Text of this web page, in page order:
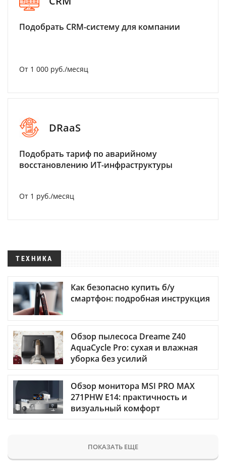
Подобрать CRM-систему для компании
От 1 000 руб./месяц
DRaaS
Подобрать тариф по аварийному
восстановлению ИТ-инфраструктуры
От 1 руб./месяц
ТЕХНИКА
Как безопасно купить б/у
смартфон: подробная инструкция
Обзор пылесоса Dreame Z40
AquaCycle Pro: сухая и влажная
уборка без усилий
Обзор монитора MSI PRO MAX
271PHW E14: практичность и
визуальный комфорт
ПОКАЗАТЬ ЕЩЕ